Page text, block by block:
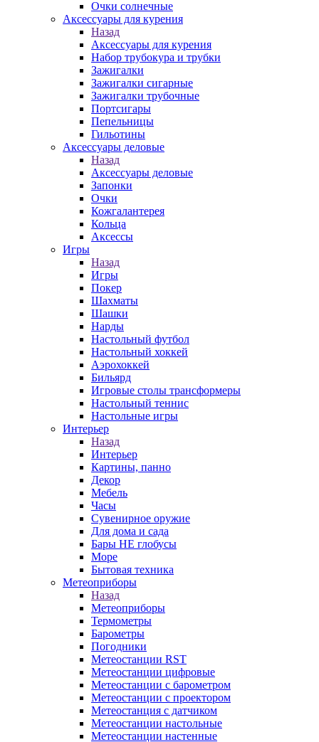
Очки солнечные
Аксессуары для курения
Назад
Аксессуары для курения
Набор трубокура и трубки
Зажигалки
Зажигалки сигарные
Зажигалки трубочные
Портсигары
Пепельницы
Гильотины
Аксессуары деловые
Назад
Аксессуары деловые
Запонки
Очки
Кожгалантерея
Кольца
Аксессы
Игры
Назад
Игры
Покер
Шахматы
Шашки
Нарды
Настольный футбол
Настольный хоккей
Аэрохоккей
Бильярд
Игровые столы трансформеры
Настольный теннис
Настольные игры
Интерьер
Назад
Интерьер
Картины, панно
Декор
Мебель
Часы
Сувенирное оружие
Для дома и сада
Бары НЕ глобусы
Море
Бытовая техника
Метеоприборы
Назад
Метеоприборы
Термометры
Барометры
Погодники
Метеостанции RST
Метеостанции цифровые
Метеостанции с барометром
Метеостанции с проектором
Метеостанция с датчиком
Метеостанции настольные
Метеостанции настенные